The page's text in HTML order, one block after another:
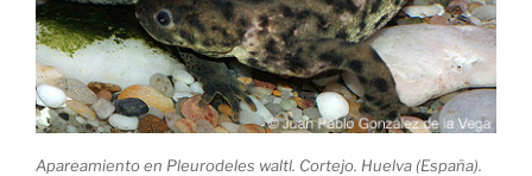
Apareamiento en Pleurodeles waltl. Cortejo. Huelva (España).